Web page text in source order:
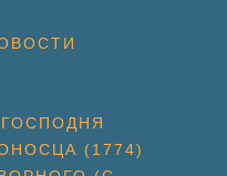
(1774)